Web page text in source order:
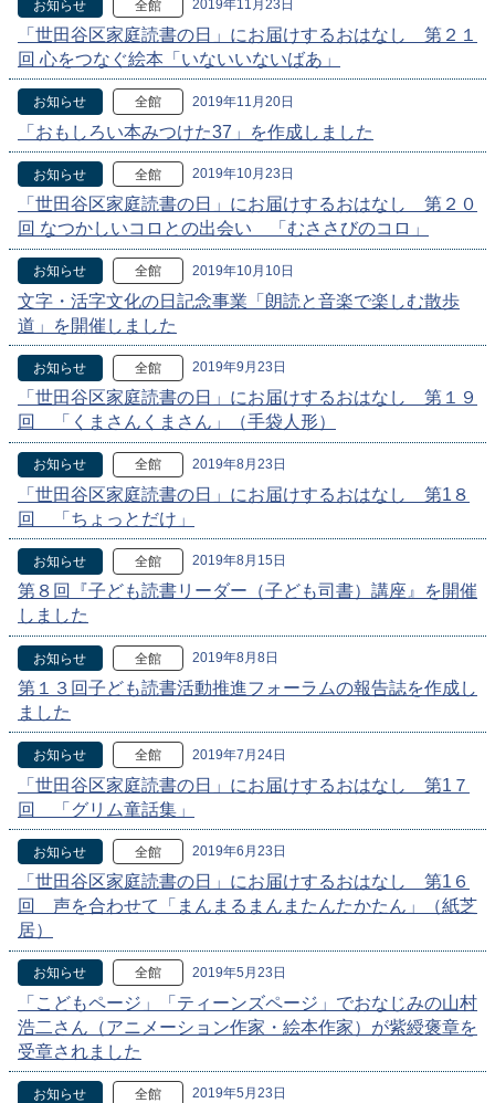
お知らせ 全館 2019年11月23日
「世田谷区家庭読書の日」にお届けするおはなし 第２１
回 心をつなぐ絵本「いないいないばあ」
お知らせ 全館 2019年11月20日
「おもしろい本みつけた37」を作成しました
お知らせ 全館 2019年10月23日
「世田谷区家庭読書の日」にお届けするおはなし 第２０
回 なつかしいコロとの出会い 「むささびのコロ」
お知らせ 全館 2019年10月10日
文字・活字文化の日記念事業「朗読と音楽で楽しむ散歩
道」を開催しました
お知らせ 全館 2019年9月23日
「世田谷区家庭読書の日」にお届けするおはなし 第１９
回 「くまさんくまさん」（手袋人形）
お知らせ 全館 2019年8月23日
「世田谷区家庭読書の日」にお届けするおはなし 第1８
回 「ちょっとだけ」
お知らせ 全館 2019年8月15日
第８回『子ども読書リーダー（子ども司書）講座』を開催
しました
お知らせ 全館 2019年8月8日
第１３回子ども読書活動推進フォーラムの報告誌を作成し
ました
お知らせ 全館 2019年7月24日
「世田谷区家庭読書の日」にお届けするおはなし 第1７
回 「グリム童話集」
お知らせ 全館 2019年6月23日
「世田谷区家庭読書の日」にお届けするおはなし 第1６
回 声を合わせて「まんまるまんまたんたかたん」（紙芝
居）
お知らせ 全館 2019年5月23日
「こどもページ」「ティーンズページ」でおなじみの山村
浩二さん（アニメーション作家・絵本作家）が紫綬褒章を
受章されました
お知らせ 全館 2019年5月23日